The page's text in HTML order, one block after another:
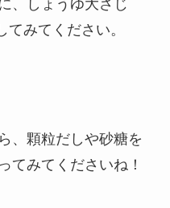
、しょうゆ大さじ
みてください。
、顆粒だしや砂糖を
てみてくださいね！